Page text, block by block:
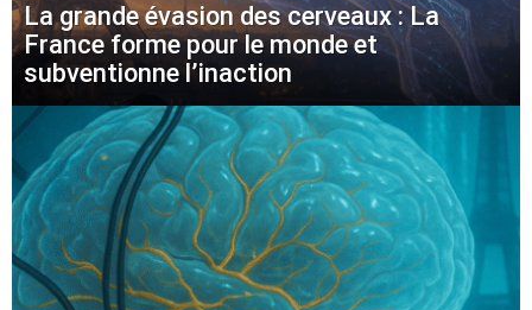
La grande évasion des cerveaux : La
France forme pour le monde et
subventionne l’inaction